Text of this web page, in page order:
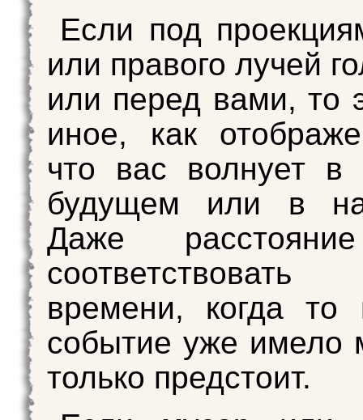
Если под
или правого лучей
или перед вами, то
иное, как
что вас волнует в
будущем или в
Даже
времени, когда то
событие уже имело
только предстоит.